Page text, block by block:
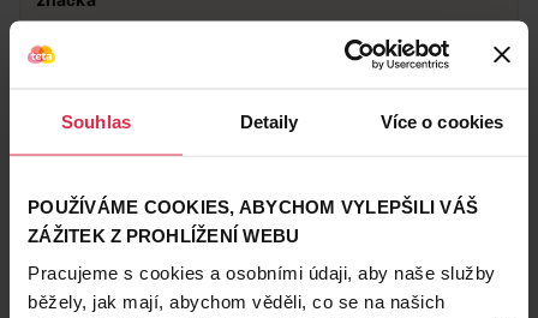
Souhlas Detaily Více o cookies
POUŽÍVÁME COOKIES, ABYCHOM VYLEPŠILI VÁŠ
ZÁŽITEK Z PROHLÍŽENÍ WEBU
Pracujeme s cookies a osobními údaji, aby naše služby
běžely, jak mají, abychom věděli, co se na našich
Typ prádla
Vůně Svěží
Výdrž Dlouhotrvající
Zákazníci také často nakupují